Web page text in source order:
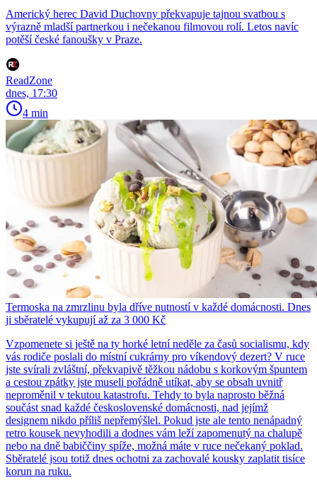
Americký herec David Duchovny překvapuje tajnou svatbou s
výrazně mladší partnerkou i nečekanou filmovou rolí. Letos navíc
potěší české fanoušky v Praze.
ReadZone
dnes, 17:30
4 min
Termoska na zmrzlinu byla dříve nutností v každé domácnosti. Dnes
ji sběratelé vykupují až za 3 000 Kč
Vzpomenete si ještě na ty horké letní neděle za časů socialismu, kdy
vás rodiče poslali do místní cukrárny pro víkendový dezert? V ruce
jste svírali zvláštní, překvapivě těžkou nádobu s korkovým špuntem
a cestou zpátky jste museli pořádně utíkat, aby se obsah uvnitř
neproměnil v tekutou katastrofu. Tehdy to byla naprosto běžná
součást snad každé československé domácnosti, nad jejímž
designem nikdo příliš nepřemýšlel. Pokud jste ale tento nenápadný
retro kousek nevyhodili a dodnes vám leží zapomenutý na chalupě
nebo na dně babiččiny spíže, možná máte v ruce nečekaný poklad.
Sběratelé jsou totiž dnes ochotni za zachovalé kousky zaplatit tisíce
korun na ruku.